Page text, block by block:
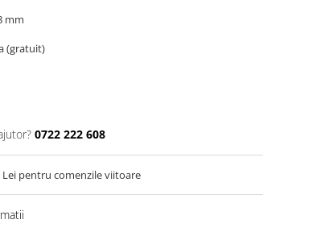
mm
(gratuit)
0722 222 608
Lei pentru comenzile viitoare